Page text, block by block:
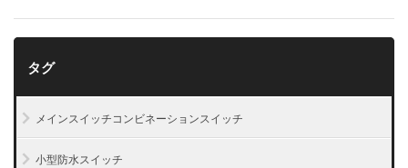
タグ
メインスイッチコンビネーションスイッチ
小型防水スイッチ